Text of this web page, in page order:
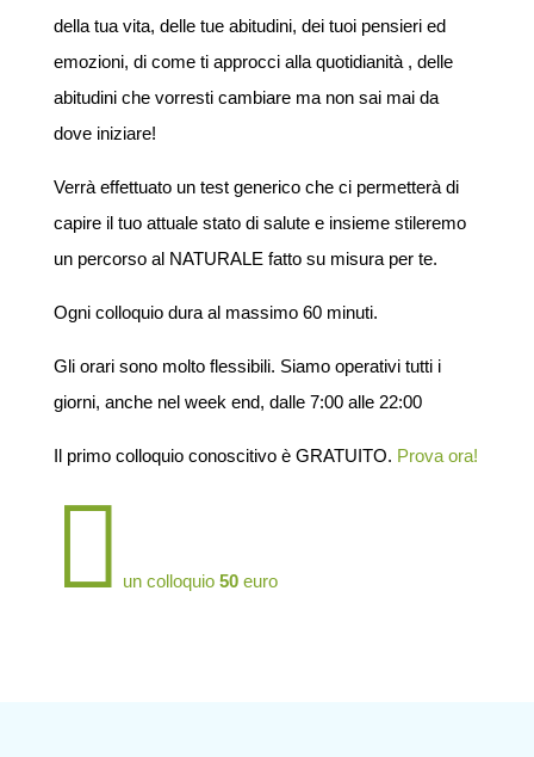
della tua vita, delle tue abitudini, dei tuoi pensieri ed
emozioni, di come ti approcci alla quotidianità , delle
abitudini che vorresti cambiare ma non sai mai da
dove iniziare!
Verrà effettuato un test generico che ci permetterà di
capire il tuo attuale stato di salute e insieme stileremo
un percorso al NATURALE fatto su misura per te.
Ogni colloquio dura al massimo 60 minuti.
Gli orari sono molto flessibili. Siamo operativi tutti i
giorni, anche nel week end, dalle 7:00 alle 22:00
Il primo colloquio conoscitivo è GRATUITO. Prova ora!
 un colloquio 50euro